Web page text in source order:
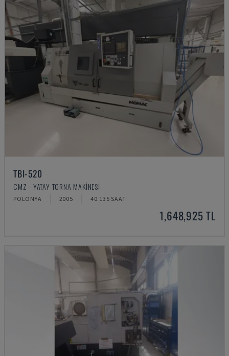
TBI-520
CMZ - YATAY TORNA MAKINESI
POLONYA 2005 40.135 SAAT
1,648,925 TL